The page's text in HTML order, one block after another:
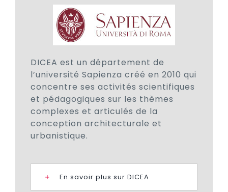
DICEA est un département de
l’université Sapienza créé en 2010 qui
concentre ses activités scientifiques
et pédagogiques sur les thèmes
complexes et articulés de la
conception architecturale et
urbanistique.
En savoir plus sur DICEA